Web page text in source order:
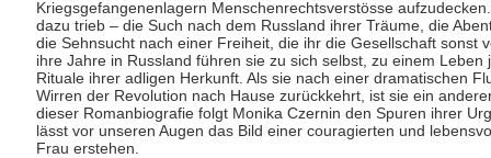
Kriegsgefangenenlagern Menschenrechtsverstösse
dazu trieb ‒ die Such nach dem Russland ihrer Träume, die
die Sehnsucht nach einer Freiheit, die ihr die Gesellschaft sonst
ihre Jahre in Russland führen sie zu sich selbst, zu einem Leben
Rituale ihrer adligen Herkunft. Als sie nach einer dramatischen
Wirren der Revolution nach Hause zurückkehrt, ist sie ein
dieser Romanbiografie folgt Monika Czernin den Spuren ihrer
lässt vor unseren Augen das Bild einer couragierten und
Frau erstehen.